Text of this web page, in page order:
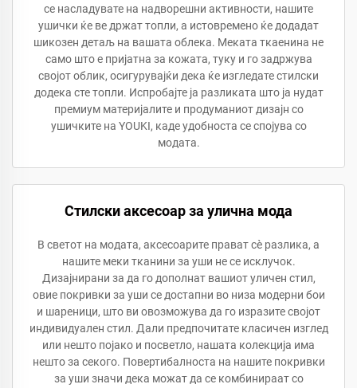
се насладувате на надворешни активности, нашите
ушички ќе ве држат топли, а истовремено ќе додадат
шикозен детаљ на вашата облека. Меката ткаенина не
само што е пријатна за кожата, туку и го задржува
својот облик, осигурувајќи дека ќе изгледате стилски
додека сте топли. Испробајте ја разликата што ја нудат
премиум материјалите и продуманиот дизајн со
ушичките на YOUKI, каде удобноста се спојува со
модата.
Стилски аксесоар за улична мода
В светот на модата, аксесоарите прават сè разлика, а
нашите меки тканини за уши не се исклучок.
Дизајнирани за да го дополнат вашиот уличен стил,
овие покривки за уши се достапни во низа модерни бои
и шареници, што ви овозможува да го изразите својот
индивидуален стил. Дали предпочитате класичен изглед
или нешто појако и посветло, нашата колекција има
нешто за секого. Повертибалноста на нашите покривки
за уши значи дека можат да се комбинираат со